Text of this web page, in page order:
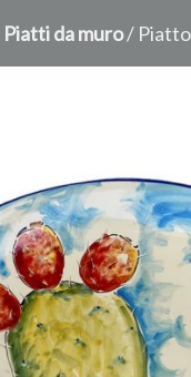
Piatti da muro/ Piatto